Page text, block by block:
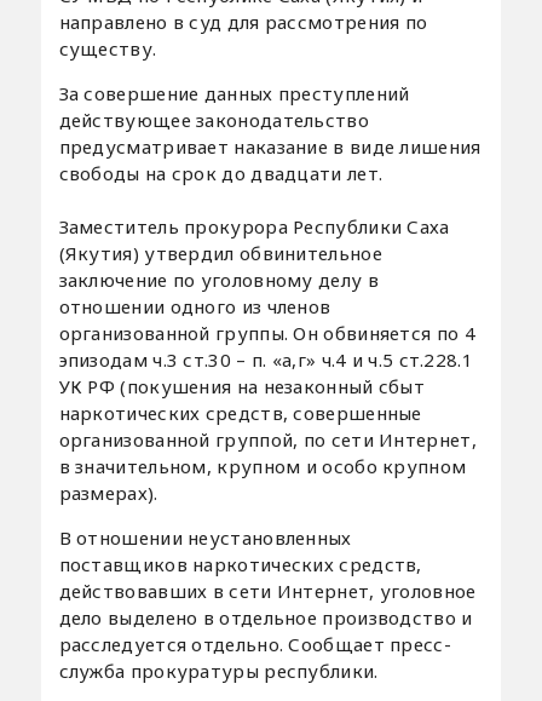
направлено в суд для рассмотрения по
существу.
За совершение данных преступлений
действующее законодательство
предусматривает наказание в виде лишения
свободы на срок до двадцати лет.
Заместитель прокурора Республики Саха
(Якутия) утвердил обвинительное
заключение по уголовному делу в
отношении одного из членов
организованной группы. Он обвиняется по 4
эпизодам ч.3 ст.30 – п. «а,г» ч.4 и ч.5 ст.228.1
УК РФ (покушения на незаконный сбыт
наркотических средств, совершенные
организованной группой, по сети Интернет,
в значительном, крупном и особо крупном
размерах).
В отношении неустановленных
поставщиков наркотических средств,
действовавших в сети Интернет, уголовное
дело выделено в отдельное производство и
расследуется отдельно. Сообщает пресс-
служба прокуратуры республики.